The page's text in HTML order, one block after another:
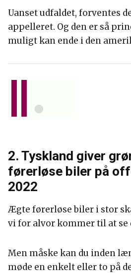
Uanset udfaldet, forventes
appelleret. Og den er så
muligt kan ende i den
2. Tyskland giver
førerløse biler på
2022
Ægte førerløse biler i stor
vi for alvor kommer til at se
Men måske kan du inden
møde en enkelt eller to på